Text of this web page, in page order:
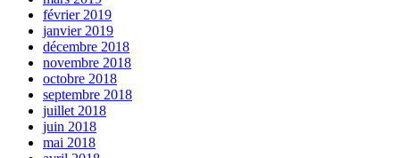
février 2019
janvier 2019
décembre 2018
novembre 2018
octobre 2018
septembre 2018
juillet 2018
juin 2018
mai 2018